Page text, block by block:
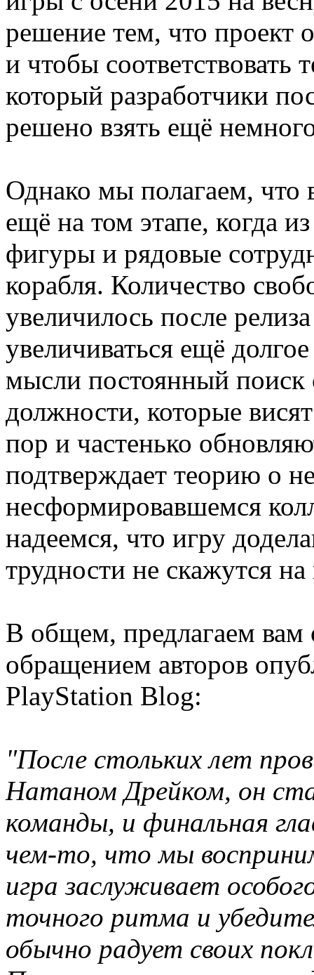
решение тем, что проект
и чтобы соответствовать
который разработчики
решено взять ещё
Однако мы полагаем, что
ещё на том этапе, когда
фигуры и рядовые
корабля. Количество
увеличилось после
увеличиваться ещё
мысли постоянный поиск
должности, которые
пор и частенько
подтверждает теорию о
несформировавшемся
надеемся, что игру
трудности не скажутся на
В общем, предлагаем вам
обращением авторов
PlayStation Blog:
"После стольких лет
Натаном Дрейком, он
команды, и финальная
чем-то, что мы
игра заслуживает
точного ритма и
обычно радует своих